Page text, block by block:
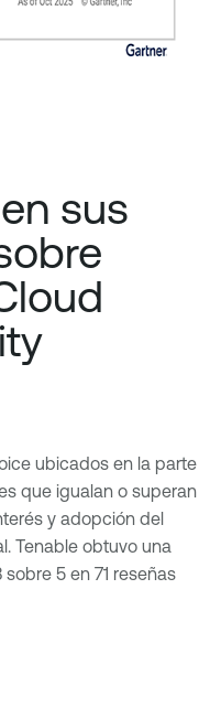
sus
ubicados en la parte
que igualan o superan
y adopción del
Tenable obtuvo una
5 en 71 reseñas